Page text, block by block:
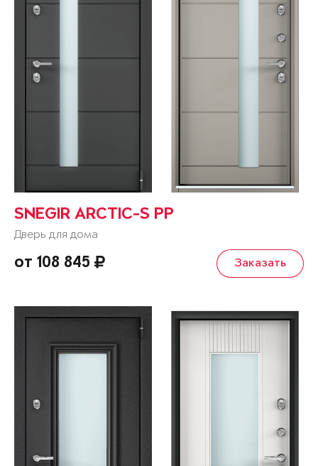
SNEGIR ARCTIC-S PP
Дверь для дома
от 108 845 Заказать